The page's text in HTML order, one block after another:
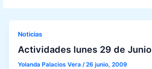
Noticias
Actividades lunes 29 de Junio
Yolanda Palacios Vera/26 junio, 2009